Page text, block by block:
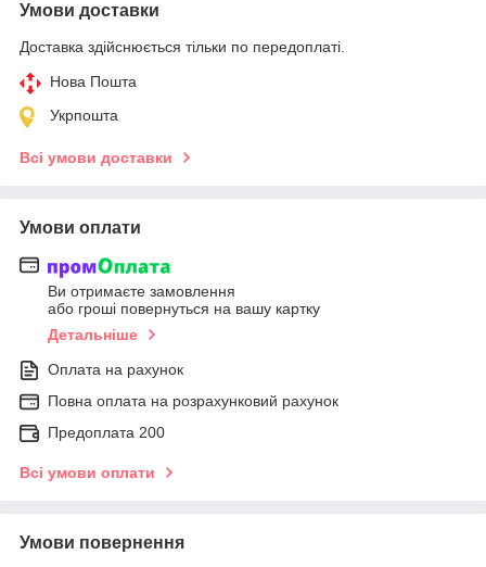
Умови доставки
Доставка здійснюється тільки по передоплаті.
Нова Пошта
Укрпошта
Всі умови доставки
Умови оплати
Ви отримаєте замовлення
або гроші повернуться на вашу картку
Детальніше
Оплата на рахунок
Повна оплата на розрахунковий рахунок
Предоплата 200
Всі умови оплати
Умови повернення